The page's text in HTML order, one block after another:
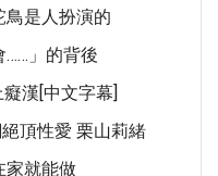
鳥是人扮演的
……」的背後
漢[中文字幕]
頂性愛 栗山莉緒
家就能做